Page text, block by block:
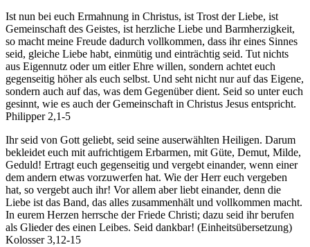
Ist nun bei euch Ermahnung in Christus, ist Trost der Liebe, ist
Gemeinschaft des Geistes, ist herzliche Liebe und Barmherzigkeit,
so macht meine Freude dadurch vollkommen, dass ihr eines Sinnes
seid, gleiche Liebe habt, einmütig und einträchtig seid. Tut nichts
aus Eigennutz oder um eitler Ehre willen, sondern achtet euch
gegenseitig höher als euch selbst. Und seht nicht nur auf das Eigene,
sondern auch auf das, was dem Gegenüber dient. Seid so unter euch
gesinnt, wie es auch der Gemeinschaft in Christus Jesus entspricht.
Philipper 2,1-5
Ihr seid von Gott geliebt, seid seine auserwählten Heiligen. Darum
bekleidet euch mit aufrichtigem Erbarmen, mit Güte, Demut, Milde,
Geduld! Ertragt euch gegenseitig und vergebt einander, wenn einer
dem andern etwas vorzuwerfen hat. Wie der Herr euch vergeben
hat, so vergebt auch ihr! Vor allem aber liebt einander, denn die
Liebe ist das Band, das alles zusammenhält und vollkommen macht.
In eurem Herzen herrsche der Friede Christi; dazu seid ihr berufen
als Glieder des einen Leibes. Seid dankbar! (Einheitsübersetzung)
Kolosser 3,12-15